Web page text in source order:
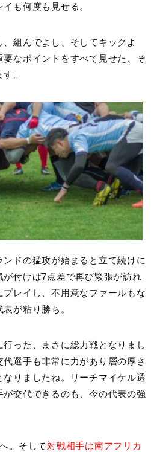
も何度も見せる。
組んでよし、そしてキックよ
要なポイントをすべて見せた、そ
。
ンドの猛攻が始まると立て続けに
が付けば7点差で再び緊張が訪れ
プレイし、不用意なファールもな
が粘り勝ち。
行った、まさに総力戦となりまし
選手も非常に力があり層の厚さ
なりましたね。リーチマイケル選
交代できるのも、今の代表の強
。そして対戦相手は南アフリカ